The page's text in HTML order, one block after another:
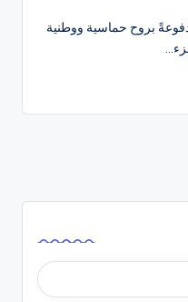
بروح حماسية ووطنية